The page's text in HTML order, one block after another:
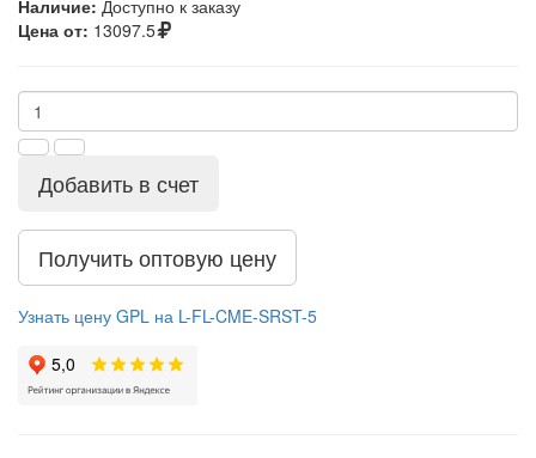
Наличие: Доступно к заказу
Цена от: 13097.5
Добавить в счет
Получить оптовую цену
Узнать цену GPL на L-FL-CME-SRST-5